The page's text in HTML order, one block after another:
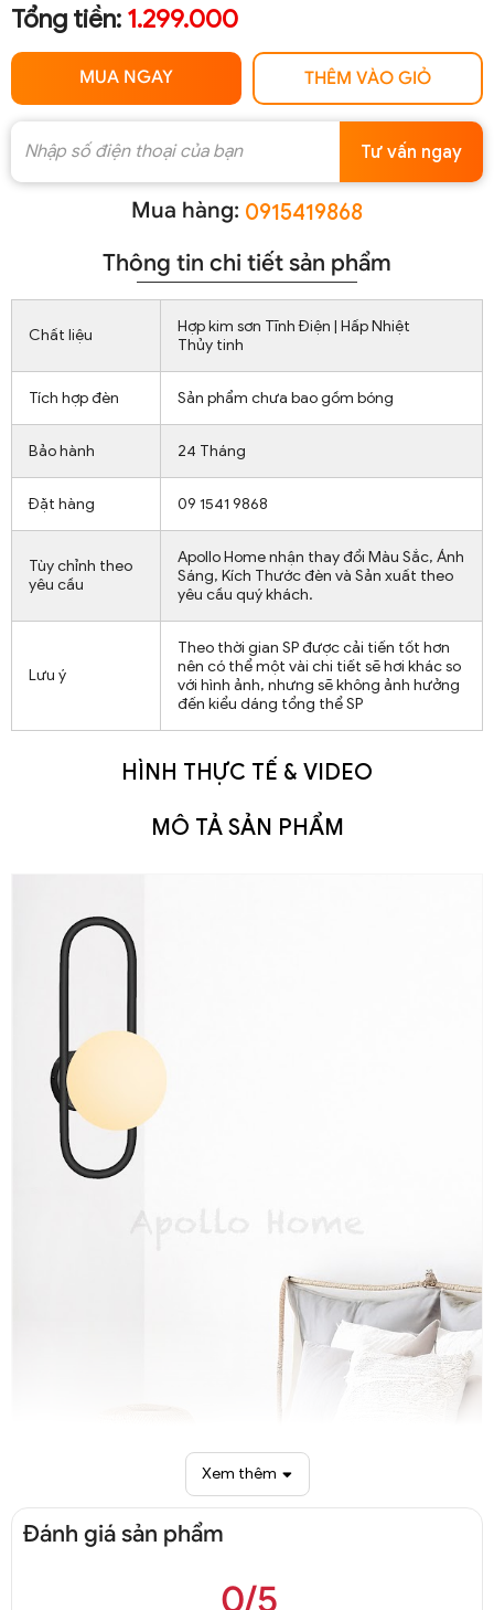
Tổng tiền: 1.299.000
MUA NGAY THÊM VÀO GIỎ
Tư vấn ngay
Mua hàng: 0915419868
Thông tin chi tiết sản phẩm
Chất liệu
Hợp kim sơn Tĩnh Điện | Hấp Nhiệt
Thủy tinh
Tích hợp đèn Sản phẩm chưa bao gồm bóng
Bảo hành 24 Tháng
Đặt hàng 09 1541 9868
Tùy chỉnh theo
yêu cầu
Apollo Home nhận thay đổi Màu Sắc, Ánh
Sáng, Kích Thước đèn và Sản xuất theo
yêu cầu quý khách.
Lưu ý
Theo thời gian SP được cải tiến tốt hơn
nên có thể một vài chi tiết sẽ hơi khác so
với hình ảnh, nhưng sẽ không ảnh hưởng
đến kiểu dáng tổng thể SP
HÌNH THỰC TẾ & VIDEO
MÔ TẢ SẢN PHẨM
Xem thêm
Đánh giá sản phẩm
0/5